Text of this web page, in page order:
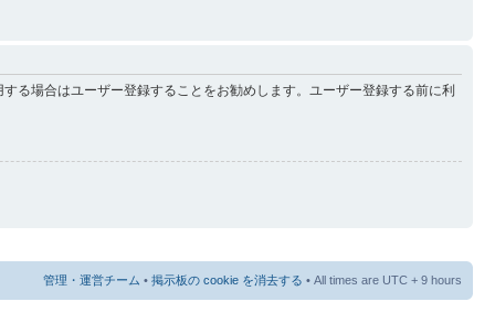
る場合はユーザー登録することをお勧めします。ユーザー登録する前に利
管理・運営チーム • 掲示板の cookie を消去する • All times are UTC + 9 hours